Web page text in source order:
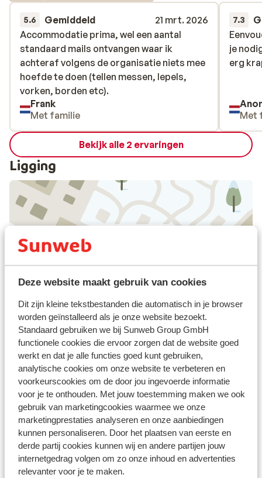
Deze website maakt gebruik van cookies
Dit zijn kleine tekstbestanden die automatisch in je browser
worden geïnstalleerd als je onze website bezoekt.
Standaard gebruiken we bij Sunweb Group GmbH
functionele cookies die ervoor zorgen dat de website goed
werkt en dat je alle functies goed kunt gebruiken,
analytische cookies om onze website te verbeteren en
voorkeurscookies om de door jou ingevoerde informatie
voor je te onthouden. Met jouw toestemming maken we ook
gebruik van marketingcookies waarmee we onze
marketingprestaties analyseren en onze aanbiedingen
kunnen personaliseren. Door het plaatsen van eerste en
derde partij cookies kunnen wij en andere partijen jouw
internetgedrag volgen om zo onze inhoud en advertenties
relevanter voor je te maken.
5.6 Gemiddeld
21 mrt. 2026
Accommodatie prima, wel een aantal
standaard mails ontvangen waar ik
achteraf volgens de organisatie niets mee
hoefde te doen (tellen messen, lepels,
vorken, borden etc).
Accommodatie prima, wel een aantal
standaard mails ontvangen waar ik
achteraf volgens de organisatie niets mee
hoefde te doen (tellen messen, lepels,
vorken, borden etc).
Frank
Met familie
7.3
je
erg
je
erg
Met
Bekijk alle 2 ervaringen
Ligging
Afstanden
Centrum: 200 m
Skilift: 50 m
Skipas, -les en verhuur
Skipas
Skilessen
Skimateriaal